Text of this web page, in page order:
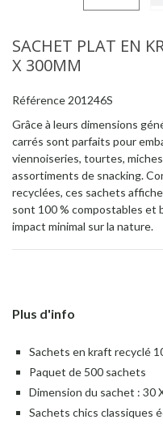
SACHET PLAT EN
X 300MM
Référence 201246S
Grâce à leurs dimensions
carrés sont parfaits pour
viennoiseries, tourtes,
assortiments de snacking.
recyclées, ces sachets
sont 100 % compostables et
impact minimal sur la nature.
Plus d'info
Sachets en kraft recyclé
Paquet de 500 sachets
Dimension du sachet : 30
Sachets chics classiques